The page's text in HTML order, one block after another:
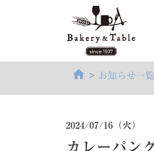
home お知らせ一覧
2024/07/16（火）
カレーパン